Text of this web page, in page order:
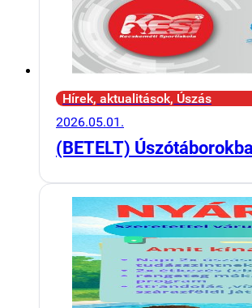
Hírek, aktualitások, Úszás
2026.05.01.
(BETELT)